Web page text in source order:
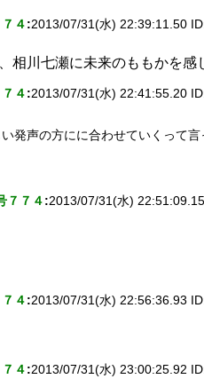
４:2013/07/31(水) 22:39:11.50
相川七瀬に未来のももかを感
４:2013/07/31(水) 22:41:55.20
発声の方にに合わせていくって
７７４:2013/07/31(水)
４:2013/07/31(水) 22:56:36.93
４:2013/07/31(水) 23:00:25.92